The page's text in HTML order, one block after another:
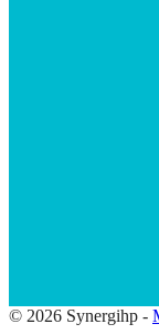
© 2026 Synergihp -